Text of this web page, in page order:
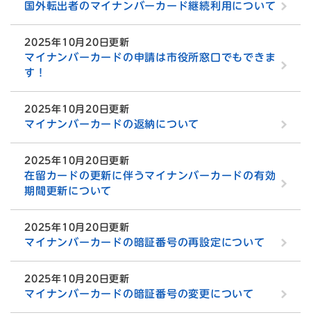
国外転出者のマイナンバーカード継続利用について
2025年10月20日更新
マイナンバーカードの申請は市役所窓口でもできま
す！
2025年10月20日更新
マイナンバーカードの返納について
2025年10月20日更新
在留カードの更新に伴うマイナンバーカードの有効
期間更新について
2025年10月20日更新
マイナンバーカードの暗証番号の再設定について
2025年10月20日更新
マイナンバーカードの暗証番号の変更について